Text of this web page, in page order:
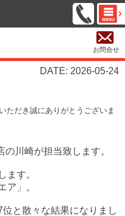
お問合せ
DATE: 2026-05-24
ただき誠にありがとうございま
川崎が担当致します。
ます。
ア」。
と散々な結果になりまし